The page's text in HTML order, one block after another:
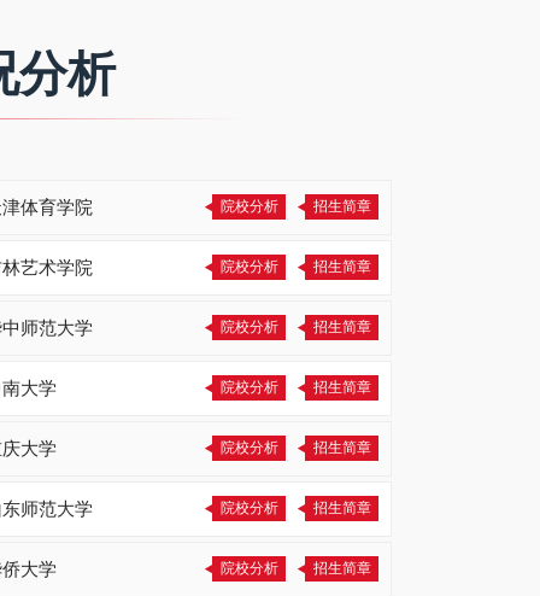
分析
津体育学院 院校分析 招生简章
艺术学院 院校分析 招生简章
师范大学 院校分析 招生简章
大学 院校分析 招生简章
大学 院校分析 招生简章
东师范大学 院校分析 招生简章
大学 院校分析 招生简章